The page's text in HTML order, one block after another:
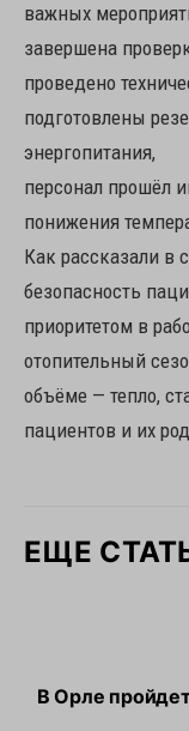
важных
завершена
проведено
подготовлены
энергопитания,
персонал прошёл
понижения
Как рассказали в
безопасность
приоритетом в
отопительный
объёме — тепло,
пациентов и их
ЕЩЕ
В Орле